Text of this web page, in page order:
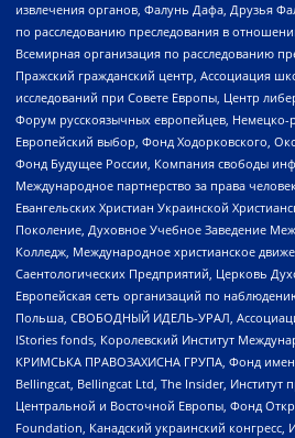
извлечения органов, Фалунь Дафа, Друзья
по расследованию преследования в
Всемирная организация по расследованию
Пражский гражданский центр, Ассоциация
исследований при Совете Европы, Центр
Форум русскоязычных европейцев, Немецко-
Европейский выбор, Фонд Ходорковского,
Фонд Будущее России, Компания свободы
Международное партнерство за права
Евангельских Христиан Украинской
Поколение, Духовное Учебное Заведение
Колледж, Международное христианское
Саентологических Предприятий, Церковь
Европейская сеть организаций по
Польша, СВОБОДНЫЙ ИДЕЛЬ-УРАЛ,
IStories fonds, Королевский Институт
КРИМСЬКА ПРАВОЗАХИСНА ГРУПА, Фонд
Bellingcat, Bellingcat Ltd, The Insider, Институт
Центральной и Восточной Европы, Фонд
Foundation, Канадский украинский конгресс,